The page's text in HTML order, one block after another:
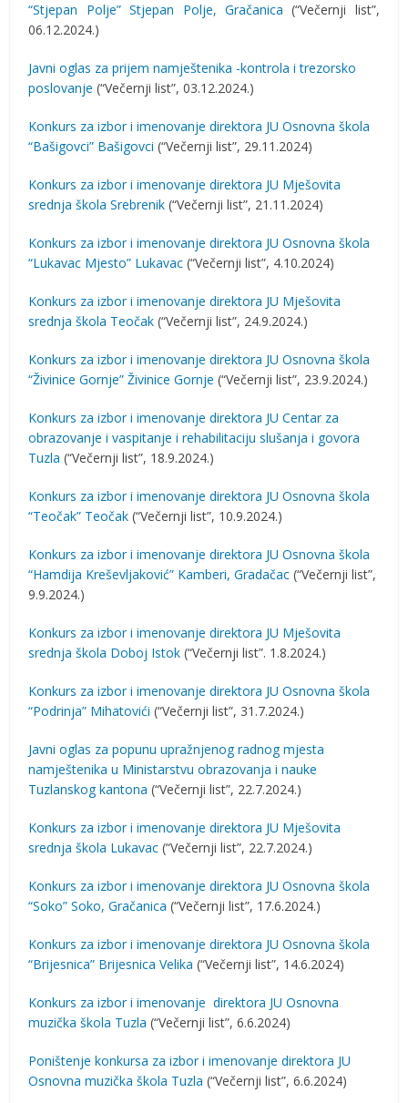
“Stjepan Polje” Stjepan Polje, Gračanica (“Večernji list”,
06.12.2024.)
Javni oglas za prijem namještenika -kontrola i trezorsko
poslovanje (“Večernji list”, 03.12.2024.)
Konkurs za izbor i imenovanje direktora JU Osnovna škola
“Bašigovci” Bašigovci (“Večernji list”, 29.11.2024)
Konkurs za izbor i imenovanje direktora JU Mješovita
srednja škola Srebrenik (“Večernji list”, 21.11.2024)
Konkurs za izbor i imenovanje direktora JU Osnovna škola
“Lukavac Mjesto” Lukavac (“Večernji list”, 4.10.2024)
Konkurs za izbor i imenovanje direktora JU Mješovita
srednja škola Teočak (“Večernji list”, 24.9.2024.)
Konkurs za izbor i imenovanje direktora JU Osnovna škola
“Živinice Gornje” Živinice Gornje (“Večernji list”, 23.9.2024.)
Konkurs za izbor i imenovanje direktora JU Centar za
obrazovanje i vaspitanje i rehabilitaciju slušanja i govora
Tuzla (“Večernji list”, 18.9.2024.)
Konkurs za izbor i imenovanje direktora JU Osnovna škola
“Teočak” Teočak (“Večernji list”, 10.9.2024.)
Konkurs za izbor i imenovanje direktora JU Osnovna škola
“Hamdija Kreševljaković” Kamberi, Gradačac (“Večernji list”,
9.9.2024.)
Konkurs za izbor i imenovanje direktora JU Mješovita
srednja škola Doboj Istok (“Večernji list”. 1.8.2024.)
Konkurs za izbor i imenovanje direktora JU Osnovna škola
“Podrinja” Mihatovići (“Večernji list”, 31.7.2024.)
Javni oglas za popunu upražnjenog radnog mjesta
namještenika u Ministarstvu obrazovanja i nauke
Tuzlanskog kantona (“Večernji list”, 22.7.2024.)
Konkurs za izbor i imenovanje direktora JU Mješovita
srednja škola Lukavac (“Večernji list”, 22.7.2024.)
Konkurs za izbor i imenovanje direktora JU Osnovna škola
“Soko” Soko, Gračanica (“Večernji list”, 17.6.2024.)
Konkurs za izbor i imenovanje direktora JU Osnovna škola
“Brijesnica” Brijesnica Velika (“Večernji list”, 14.6.2024)
Konkurs za izbor i imenovanje direktora JU Osnovna
muzička škola Tuzla (“Večernji list”, 6.6.2024)
Poništenje konkursa za izbor i imenovanje direktora JU
Osnovna muzička škola Tuzla (“Večernji list”, 6.6.2024)